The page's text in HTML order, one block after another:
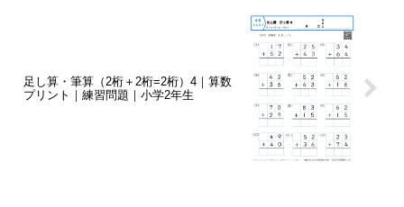
足し算・筆算（2桁＋2桁=2桁）4｜算数
プリント｜練習問題｜小学2年生